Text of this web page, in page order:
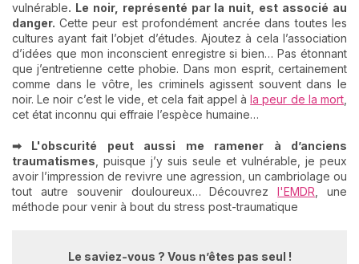
vulnérable. Le noir, représenté par la nuit, est associé au
danger. Cette peur est profondément ancrée dans toutes les
cultures ayant fait l’objet d’études. Ajoutez à cela l’association
d’idées que mon inconscient enregistre si bien… Pas étonnant
que j’entretienne cette phobie. Dans mon esprit, certainement
comme dans le vôtre, les criminels agissent souvent dans le
noir. Le noir c’est le vide, et cela fait appel àla peur de la mort
cet état inconnu qui effraie l’espèce humaine…
➡ L'obscurité peut aussi me ramener à d’anciens
traumatismes , puisque j’y suis seule et vulnérable, je peux
avoir l’impression de revivre une agression, un cambriolage ou
tout autre souvenir douloureux… Découvrezl'EMDR , une
méthode pour venir à bout du stress post-traumatique
Le saviez-vous ? Vous n’êtes pas seul !